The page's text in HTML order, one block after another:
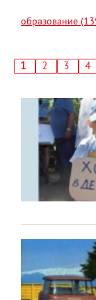
образование
Текущая
1 Страница
2 3 4